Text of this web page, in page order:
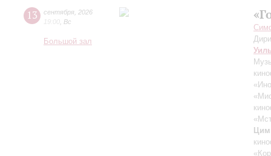
13 сентября 2026
19:00 Вс
Большой зал